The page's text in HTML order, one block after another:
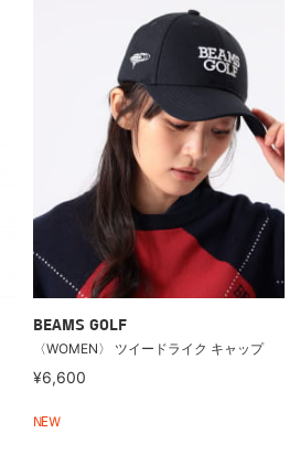
BEAMS GOLF
〈WOMEN〉 ツイードライク キャップ
¥6,600
NEW